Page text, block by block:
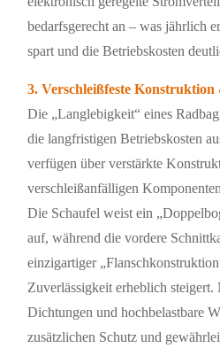
bedarfsgerecht an – was jährlich
spart und die Betriebskosten
3. Verschleißfeste
Die „Langlebigkeit“ eines
die langfristigen Betriebskosten
verfügen über verstärkte
verschleißanfälligen
Die Schaufel weist ein
auf, während die vordere
einzigartiger
Zuverlässigkeit erheblich steigert.
Dichtungen und hochbelastbare
zusätzlichen Schutz und